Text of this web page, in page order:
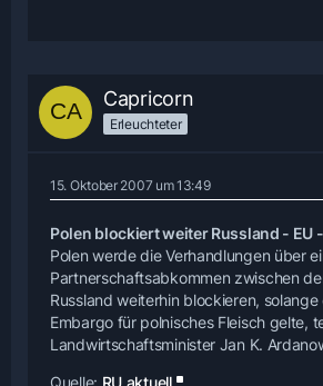
Capricorn
Erleuchteter
15. Oktober 2007 um 13:49
Polen blockiert weiter Russland - EU
Polen werde die Verhandlungen über
Partnerschaftsabkommen zwischen
Russland weiterhin blockieren,
Embargo für polnisches Fleisch gelte,
Landwirtschaftsminister Jan K.
Quelle: RU aktuell